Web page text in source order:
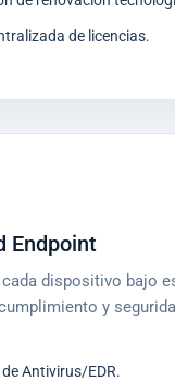
de licencias.
Endpoint
dispositivo bajo
y
Antivirus/EDR.